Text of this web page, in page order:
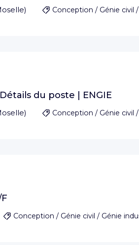
) Conception / Génie civil
du poste | ENGIE
) Conception / Génie civil
Conception / Génie civil / Génie